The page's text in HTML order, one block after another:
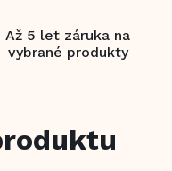
Až 5 let záruka na
vybrané produkty